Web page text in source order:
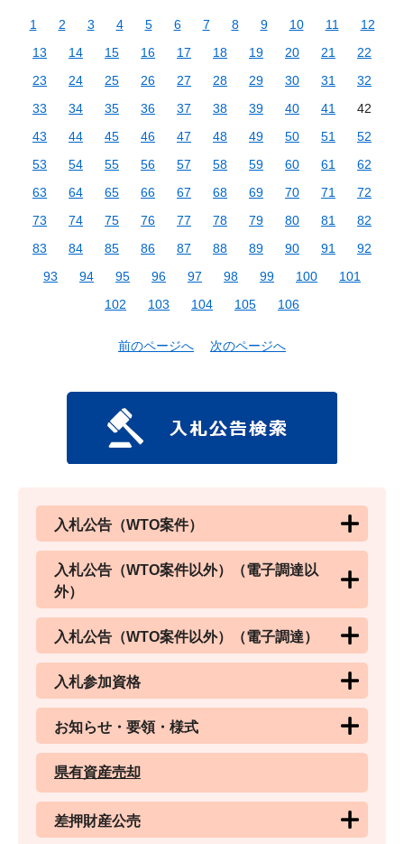
1 2 3 4 5 6 7 8 9 10 11
12
13
14 15 16 17 18 19 20 21
22
23
24 25 26 27 28 29 30 31
32
33
34 35 36 37 38 39 40 41
42
43
44 45 46 47 48 49 50 51
52
53
54 55 56 57 58 59 60 61
62
63
64 65 66 67 68 69 70 71
72
73
74 75 76 77 78 79 80 81
82
83
84 85 86 87 88 89 90 91
92
93
94 95 96 97 98 99 100
101
102
103 104 105 106
前のページへ 次のページへ
入札公告（WTO案件）
入札公告（WTO案件以外）（電子調達以
外）
入札公告（WTO案件以外）（電子調達）
入札参加資格
お知らせ・要領・様式
県有資産売却
差押財産公売